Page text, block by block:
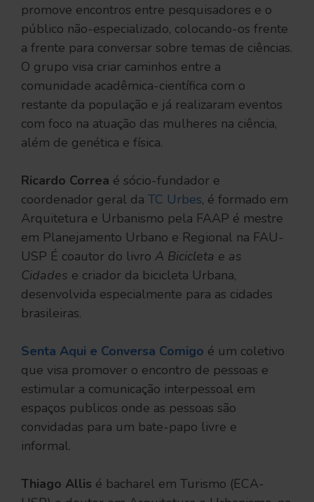
promove encontros entre pesquisadores e o
público não-especializado, colocando-os frente
a frente para conversar sobre temas de ciências.
O grupo visa criar caminhos entre a
comunidade acadêmica-científica com o
restante da população e já realizaram eventos
com foco na atuação das mulheres na ciência,
além de genética e física.
Ricardo Correa é sócio-fundador e
coordenador geral da TC Urbes, é formado em
Arquitetura e Urbanismo pela FAAP é mestre
em Planejamento Urbano e Regional na FAU-
USP É coautor do livro A Bicicleta e as
Cidades e criador da bicicleta Urbana,
desenvolvida especialmente para as cidades
brasileiras.
Senta Aqui e Conversa Comigo é um coletivo
que visa promover o encontro de pessoas e
estimular a comunicação interpessoal em
espaços publicos onde as pessoas são
convidadas para um bate-papo livre e
informal.
Thiago Allis é bacharel em Turismo (ECA-